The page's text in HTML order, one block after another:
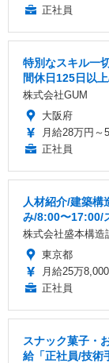
正社員
特別なスキル一
間休日125日以
株式会社GUM
大阪府
月給28万円～
正社員
人材紹介/建築
み/8:00〜17:00/
株式会社盛本構造
東京都
月給25万
正社員
スナック菓子・
給「正社員/技術